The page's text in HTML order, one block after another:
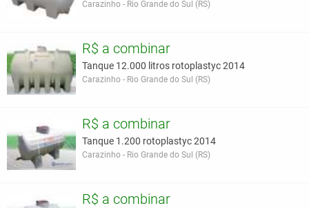
Carazinho - Rio Grande do Sul (RS)
R$ a combinar
Tanque 12.000 litros rotoplastyc 2014
Carazinho - Rio Grande do Sul (RS)
R$ a combinar
Tanque 1.200 rotoplastyc 2014
Carazinho - Rio Grande do Sul (RS)
R$ a combinar